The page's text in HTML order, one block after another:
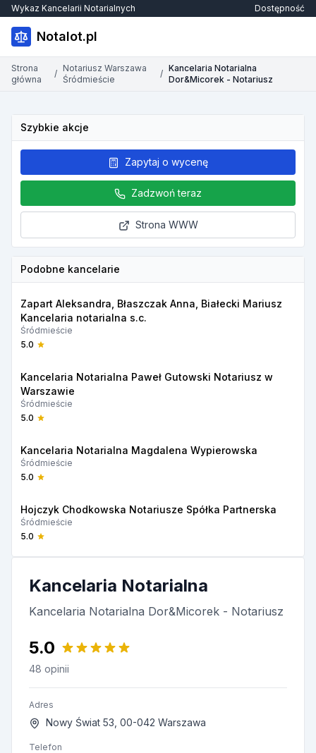
Wykaz Kancelarii Notarialnych Dostępność
Notalot.pl
Strona
główna
/
Notariusz Warszawa
Śródmieście
/
Kancelaria Notarialna
Dor&Micorek - Notariusz
Szybkie akcje
Zapytaj o wycenę
Zadzwoń teraz
Strona WWW
Podobne kancelarie
Zapart Aleksandra, Błaszczak Anna, Białecki Mariusz
Kancelaria notarialna s.c.
Śródmieście
5.0
Kancelaria Notarialna Paweł Gutowski Notariusz w
Warszawie
Śródmieście
5.0
Kancelaria Notarialna Magdalena Wypierowska
Śródmieście
5.0
Hojczyk Chodkowska Notariusze Spółka Partnerska
Śródmieście
5.0
Kancelaria Notarialna
Kancelaria Notarialna Dor&Micorek - Notariusz
5.0
48 opinii
Adres
Nowy Świat 53, 00-042 Warszawa
Telefon